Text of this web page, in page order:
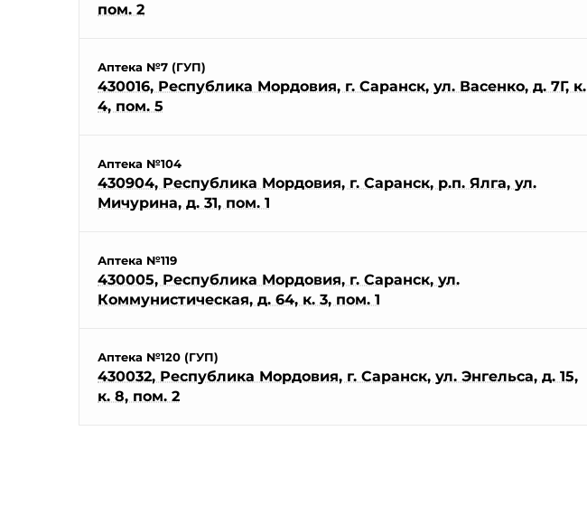
пом. 2
Аптека №7 (ГУП)
430016, Республика Мордовия, г. Саранск, ул. Васенко, д. 7Г, к.
4, пом. 5
Аптека №104
430904, Республика Мордовия, г. Саранск, р.п. Ялга, ул.
Мичурина, д. 31, пом. 1
Аптека №119
430005, Республика Мордовия, г. Саранск, ул.
Коммунистическая, д. 64, к. 3, пом. 1
Аптека №120 (ГУП)
430032, Республика Мордовия, г. Саранск, ул. Энгельса, д. 15,
к. 8, пом. 2